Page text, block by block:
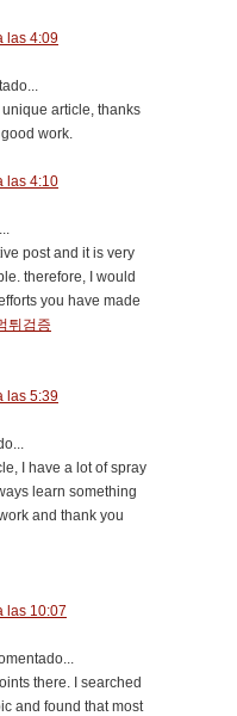
las 4:09
article, thanks
work.
las 4:10
post and it is very
therefore, I would
you have made
튀검증
las 5:39
I have a lot of spray
learn something
and thank you
las 10:07
there. I searched
and found that most